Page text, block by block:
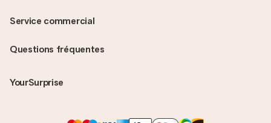
Questions fréquentes
YourSurprise
Service commercial